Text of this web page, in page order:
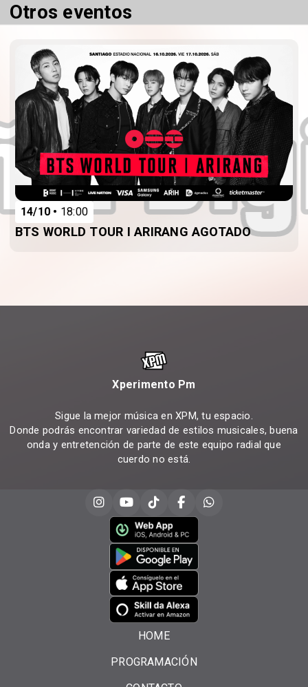
Otros eventos
14/10 18:00
BTS WORLD TOUR I ARIRANG AGOTADO
Xperimento Pm
Sigue la mejor música en XPM, tu espacio.
Donde podrás encontrar variedad de estilos musicales, buena
onda y entretención de parte de este equipo radial que
cuerdo no está.
HOME
PROGRAMACIÓN